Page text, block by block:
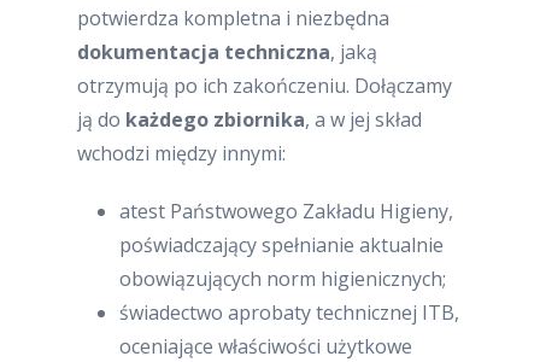
potwierdza kompletna i niezbędna
dokumentacja techniczna, jaką
otrzymują po ich zakończeniu. Dołączamy
ją do każdego zbiornika, a w jej skład
wchodzi między innymi:
atest Państwowego Zakładu Higieny,
poświadczający spełnianie aktualnie
obowiązujących norm higienicznych;
świadectwo aprobaty technicznej ITB,
oceniające właściwości użytkowe